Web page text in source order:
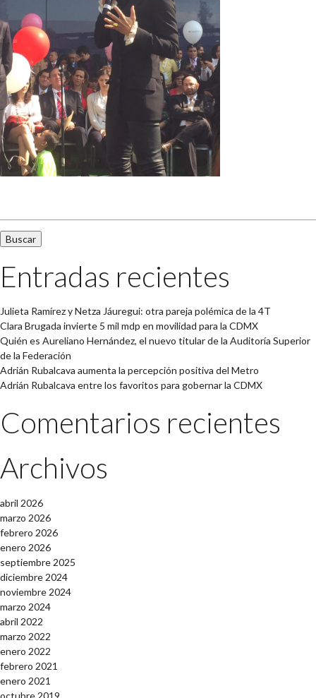
Entradas recientes
Julieta Ramírez y Netza Jáuregui: otra pareja polémica de la 4T
Clara Brugada invierte 5 mil mdp en movilidad para la CDMX
Quién es Aureliano Hernández, el nuevo titular de la Auditoría Superior
de la Federación
Adrián Rubalcava aumenta la percepción positiva del Metro
Adrián Rubalcava entre los favoritos para gobernar la CDMX
Comentarios recientes
Archivos
abril 2026
marzo 2026
febrero 2026
enero 2026
septiembre 2025
diciembre 2024
noviembre 2024
marzo 2024
abril 2022
marzo 2022
enero 2022
febrero 2021
enero 2021
octubre 2019